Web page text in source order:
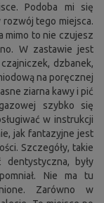
Podoba mi się
tego miejsca.
mimo to nie czujesz
W zastawie jest
dzbanek,
na poręcznej
ziarna kawy i pić
szybko się
w instrukcji
jak fantazyjne jest
Szczegóły, takie
były
Nie ma tu
Zarówno w
Ci nie
zgodę na